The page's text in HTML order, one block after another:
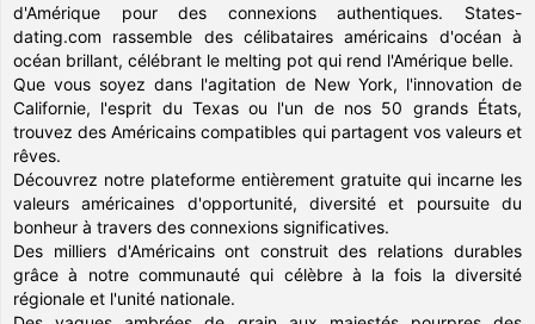
d'Amérique pour des connexions authentiques. States-
dating.com rassemble des célibataires américains d'océan à
océan brillant, célébrant le melting pot qui rend l'Amérique belle.
Que vous soyez dans l'agitation de New York, l'innovation de
Californie, l'esprit du Texas ou l'un de nos 50 grands États,
trouvez des Américains compatibles qui partagent vos valeurs et
rêves.
Découvrez notre plateforme entièrement gratuite qui incarne les
valeurs américaines d'opportunité, diversité et poursuite du
bonheur à travers des connexions significatives.
Des milliers d'Américains ont construit des relations durables
grâce à notre communauté qui célèbre à la fois la diversité
régionale et l'unité nationale.